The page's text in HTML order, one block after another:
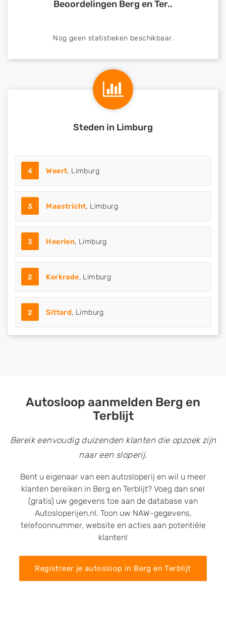
Beoordelingen Berg en Ter..
Nog geen statistieken beschikbaar.
Steden in Limburg
4 Weert, Limburg
3 Maastricht, Limburg
3 Heerlen, Limburg
2 Kerkrade, Limburg
2 Sittard, Limburg
Autosloop aanmelden Berg en
Terblijt
Bereik eenvoudig duizenden klanten die opzoek zijn
naar een sloperij.
Bent u eigenaar van een autosloperij en wil u meer
klanten bereiken in Berg en Terblijt? Voeg dan snel
(gratis) uw gegevens toe aan de database van
Autosloperijen.nl. Toon uw NAW-gegevens,
telefoonnummer, website en acties aan potentiële
klanten!
Registreer je autosloop in Berg en Terblijt